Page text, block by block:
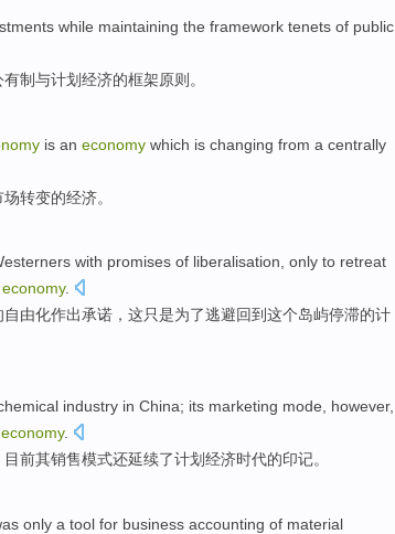
while maintaining the framework tenets of public
有制与计划经济的框架原则 。
is an economy which is changing from a centrally
场转变的经济。
with promises of liberalisation, only to retreat
economy.
自由化作出承诺 ，这只是为了逃避回到这个岛屿停滞的计
industry in China; its marketing mode , however,
economy.
目前其销售模式还延续了计划经济时代的印记。
only a tool for business accounting of material